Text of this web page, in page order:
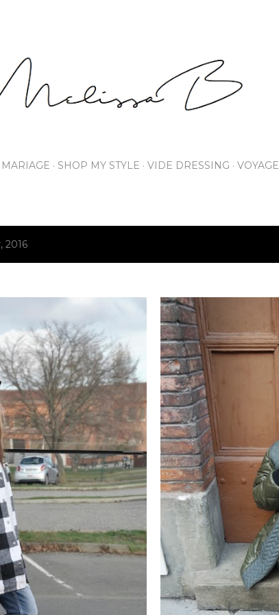
MARIAGE SHOP MY STYLE VIDE DRESSING VOYAGE
2016